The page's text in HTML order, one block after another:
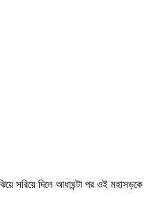
সরিয়ে দিলে আধাঘন্টা পর ওই মহাসড়কে